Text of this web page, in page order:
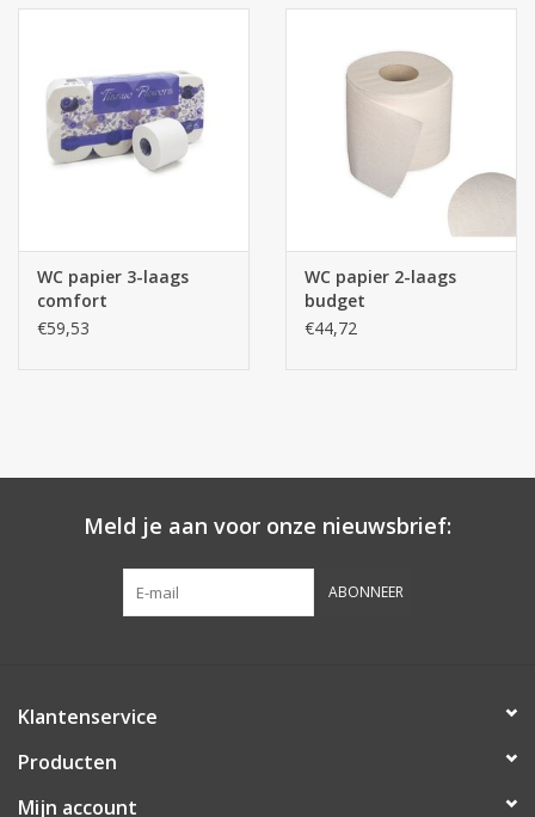
WC papier 3-laags
comfort
€59,53
WC papier 2-laags
budget
€44,72
Meld je aan voor onze nieuwsbrief:
ABONNEER
Klantenservice
Producten
Mijn account